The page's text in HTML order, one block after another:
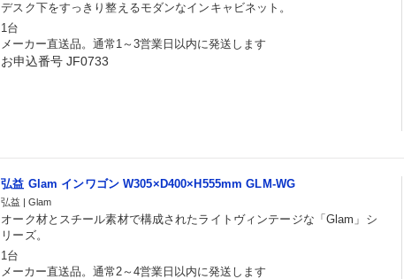
デスク下をすっきり整えるモダンなインキャビネット。
1台
メーカー直送品。通常1～3営業日以内に発送します
お申込番号 JF0733
弘益 Glam インワゴン W305×D400×H555mm GLM-WG
弘益 | Glam
オーク材とスチール素材で構成されたライトヴィンテージな「Glam」シ
リーズ。
1台
メーカー直送品。通常2～4営業日以内に発送します